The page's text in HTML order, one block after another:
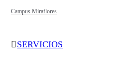
Campus Miraflores
SERVICIOS